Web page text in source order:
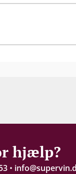
hjælp?
•